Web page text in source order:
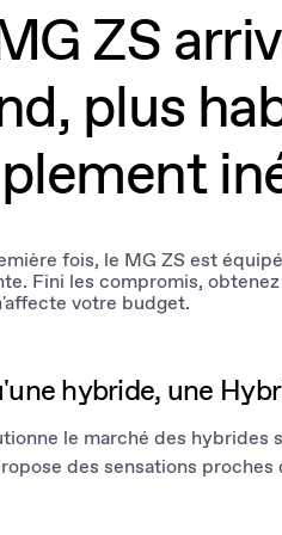
MGS5
ZS
plus
fois, le MG ZS est
Fini les compromis,
votre budget.
hybride, une
le marché des hybrides
des sensations